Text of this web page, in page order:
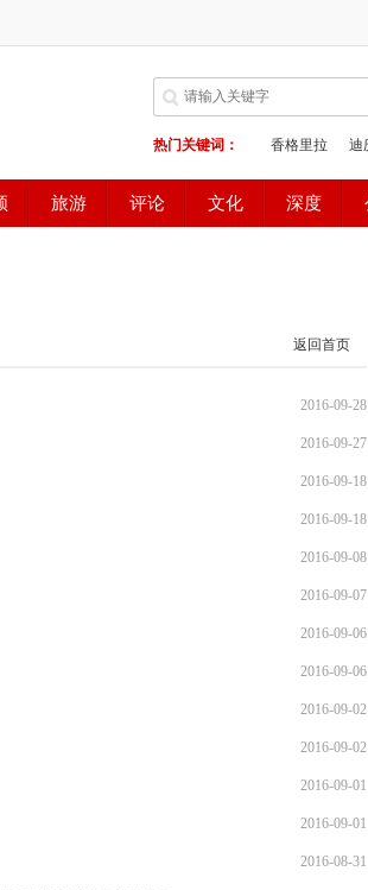
返回首页
2016-09-28
2016-09-27
2016-09-18
2016-09-18
2016-09-08
2016-09-07
2016-09-06
2016-09-06
2016-09-02
2016-09-02
2016-09-01
2016-09-01
2016-08-31